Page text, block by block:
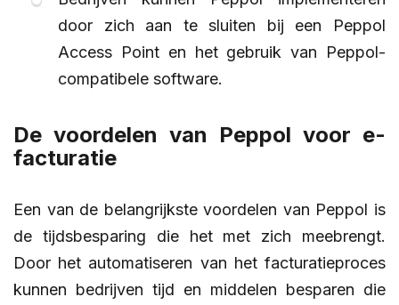
door zich aan te sluiten bij een Peppol
Access Point en het gebruik van Peppol-
compatibele software.
De voordelen van Peppol voor e-
facturatie
Een van de belangrijkste voordelen van Peppol is
de tijdsbesparing die het met zich meebrengt.
Door het automatiseren van het facturatieproces
kunnen bedrijven tijd en middelen besparen die